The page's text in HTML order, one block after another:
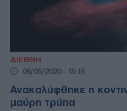
ΔΙΕΘΝΗ
06/05/2020 - 15:15
Ανακαλύφθηκε η
μαύρη τρύπα